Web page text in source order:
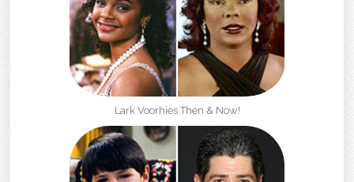
Lark Voorhies Then & Now!